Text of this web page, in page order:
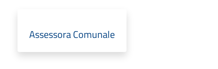
Assessora Comunale